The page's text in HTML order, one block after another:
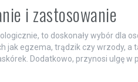
i zastosowanie
to doskonały wybór dla
jak egzema, trądzik czy wrzody, a
Dodatkowo, przynosi ulgę w